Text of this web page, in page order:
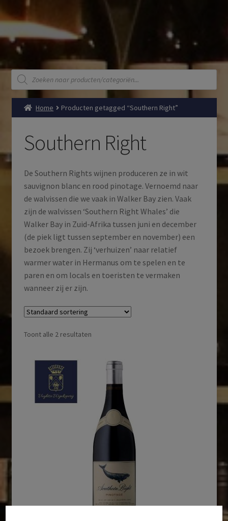
Producten
zoeken
Home Producten getagged “Southern Right”
Southern Right
De Southern Rights wijnen produceren ze in wit
sauvignon blanc en rood pinotage. Vernoemd naar
de walvissen die we vaak in Walker Bay zien. Vaak
zijn de walvissen ‘Southern Right Whales’ die
Walker Bay in Zuid-Afrika tussen juni en december
(de piek ligt tussen september en november) een
bezoek brengen. Zij ‘verhuizen’ naar relatief
warmer water in Hermanus om te spelen en te
paren en om locals en toeristen te vermaken
wanneer zij er zijn.
Toont alle 2 resultaten